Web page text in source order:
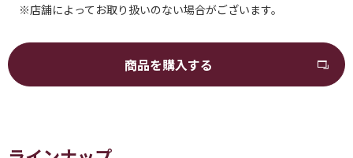
※店舗によってお取り扱いのない場合がございます。
商品を購入する